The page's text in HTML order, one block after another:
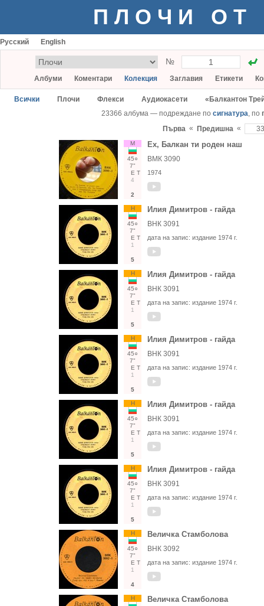
ПЛОЧИ ОТ
Русский English
№
Албуми Коментари Колекция Заглавия Етикети
Всички Плочи Флекси Аудиокасети
«Балкантон
23366 албума — подреждане по сигнатура, по
Първа « Предишна «
М
45○
7"
Е Т
4
2
Ех, Балкан ти роден наш
ВМК 3090
1974
Н
45○
7"
Е Т
1
5
Илия Димитров - гайда
ВНК 3091
дата на запис: издание 1974 г.
Н
45○
7"
Е Т
1
5
Илия Димитров - гайда
ВНК 3091
дата на запис: издание 1974 г.
Н
45○
7"
Е Т
1
5
Илия Димитров - гайда
ВНК 3091
дата на запис: издание 1974 г.
Н
45○
7"
Е Т
1
5
Илия Димитров - гайда
ВНК 3091
дата на запис: издание 1974 г.
Н
45○
7"
Е Т
1
5
Илия Димитров - гайда
ВНК 3091
дата на запис: издание 1974 г.
Н
45○
7"
Е Т
1
4
Величка Стамболова
ВНК 3092
дата на запис: издание 1974 г.
Н Величка Стамболова